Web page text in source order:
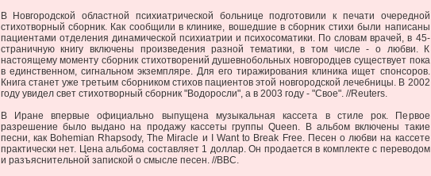
В Новгородской областной психиатрической больнице подготовили к печати очередной
стихотворный сборник. Как сообщили в клинике, вошедшие в сборник стихи были написаны
пациентами отделения динамической психиатрии и психосоматики. По словам врачей, в 45-
страничную книгу включены произведения разной тематики, в том числе - о любви. К
настоящему моменту сборник стихотворений душевнобольных новгородцев существует пока
в единственном, сигнальном экземпляре. Для его тиражирования клиника ищет спонсоров.
Книга станет уже третьим сборником стихов пациентов этой новгородской лечебницы. В 2002
году увидел свет стихотворный сборник "Водоросли", а в 2003 году - "Свое". //Reuters.
В Иране впервые официально выпущена музыкальная кассета в стиле рок. Первое
разрешение было выдано на продажу кассеты группы Queen. В альбом включены такие
песни, как Bohemian Rhapsody, The Miracle и I Want to Break Free. Песен о любви на кассете
практически нет. Цена альбома составляет 1 доллар. Он продается в комплекте с переводом
и разъяснительной запиской о смысле песен. //BBC.